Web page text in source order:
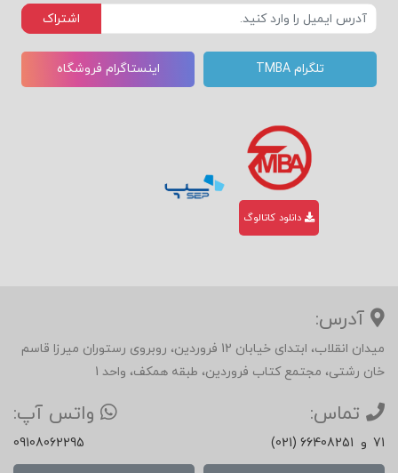
اشتراک
تلگرام TMBA اینستاگرام فروشگاه
دانلود کاتالوگ
آدرس:
میدان انقلاب، ابتدای خیابان 12 فروردین، روبروی رستوران میرزا قاسم
خان رشتی، مجتمع کتاب فروردین، طبقه همکف، واحد 1
تماس:
(021) 66408251 و 71
واتس آپ:
09108062295